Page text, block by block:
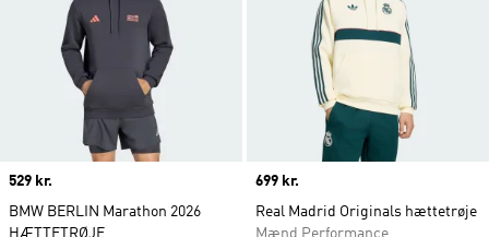
Price
529 kr.
BMW BERLIN Marathon 2026
HÆTTETRØJE
Price
699 kr.
Real Madrid Originals hættetrøje
Mænd Performance